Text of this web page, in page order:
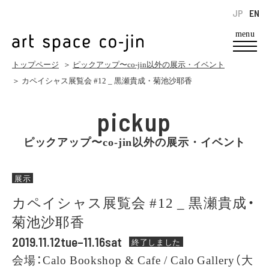
menu
EN
JP
トップページ ＞ ピックアップ〜co-jin以外の展示・イベント
＞ カペイシャス展覧会 #12 _ 黒瀬貴成・菊池沙耶香
pickup
ピックアップ〜co-jin以外の展示・イベント
展示
カペイシャス展覧会 #12 _ 黒瀬貴成・
菊池沙耶香
2019.11.12tue–11.16sat 終了しました
会場：Calo Bookshop & Cafe / Calo Gallery（大